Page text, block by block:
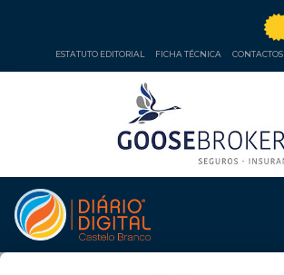
ESTATUTO EDITORIAL FICHA TÉCNICA CONTACTOS